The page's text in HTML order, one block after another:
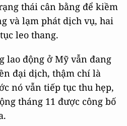
thái cân bằng để kiềm
và lạm phát dịch vụ, hai
leo thang.
lao động ở Mỹ vẫn đang
đại dịch, thậm chí là
nó vẫn tiếp tục thu hẹp,
tháng 11 được công bố